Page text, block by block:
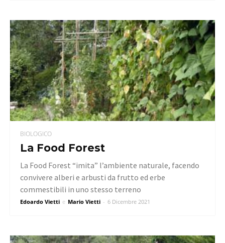
BIOLOGICO
La Food Forest
Edoardo Vietti e Mario Vietti - 6 Dicembre 2021
La Food Forest “imita” l’ambiente naturale, facendo
convivere alberi e arbusti da frutto ed erbe
commestibili in uno stesso terreno